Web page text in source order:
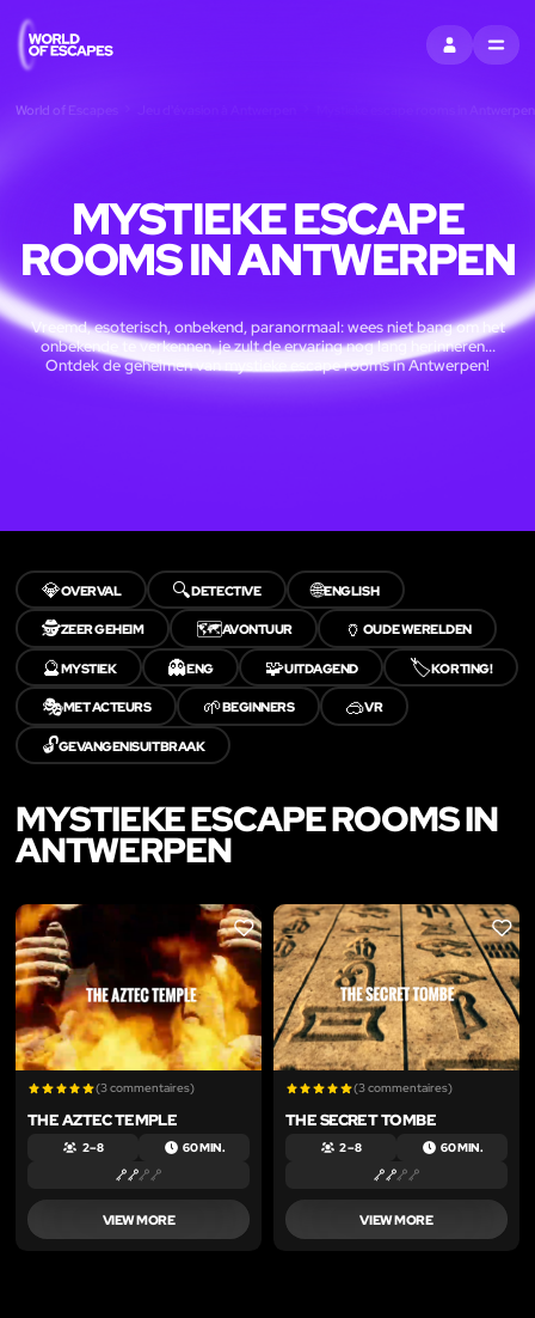
S'INSCRIREMENU
World of Escapes Mystieke escape rooms in Antwerpen
MYSTIEKE ESCAPE
ROOMS IN ANTWERPEN
Vreemd, esoterisch, onbekend, paranormaal: wees niet bang om het
onbekende te verkennen, je zult de ervaring nog lang herinneren...
Ontdek de geheimen van mystieke escape rooms in Antwerpen!
💎OVERVAL 🔍DETECTIVE 🌐ENGLISH
🕵️ZEER GEHEIM 🗺️AVONTUUR 🏺 OUDE WERELDEN
🔮MYSTIEK 👻ENG 🧩UITDAGEND 🏷️KORTING!
🎭MET ACTEURS 🌱BEGINNERS 🥽VR
🔓GEVANGENISUITBRAAK
MYSTIEKE ESCAPE ROOMS IN
ANTWERPEN
LIKE
(3 commentaires)
THE AZTEC TEMPLE
2 – 8 60 MIN.
VIEW MORE
LIKE
(3 commentaires)
THE SECRET TOMBE
2 – 8 60 MIN.
VIEW MORE